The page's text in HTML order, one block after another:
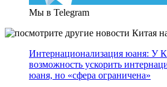
Мы в Telegram
Интернационализация юаня: У
возможность ускорить
юаня, но «сфера ограничена»